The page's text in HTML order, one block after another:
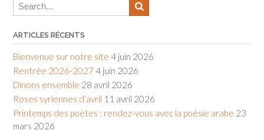
ARTICLES RÉCENTS
Bienvenue sur notre site 4 juin 2026
Rentrée 2026-2027 4 juin 2026
Dînons ensemble 28 avril 2026
Roses syriennes d’avril 11 avril 2026
Printemps des poètes : rendez-vous avec la poésie arabe 23
mars 2026